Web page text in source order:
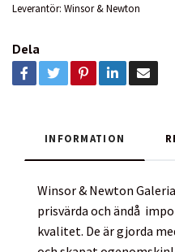
Leverantör: Winsor & Newton
Dela
INFORMATION
Winsor & Newton
prisvärda och ändå
kvalitet. De är gjorda